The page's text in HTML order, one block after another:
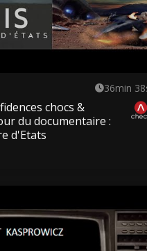
36min
chocs &
du documentaire :
d'Etats